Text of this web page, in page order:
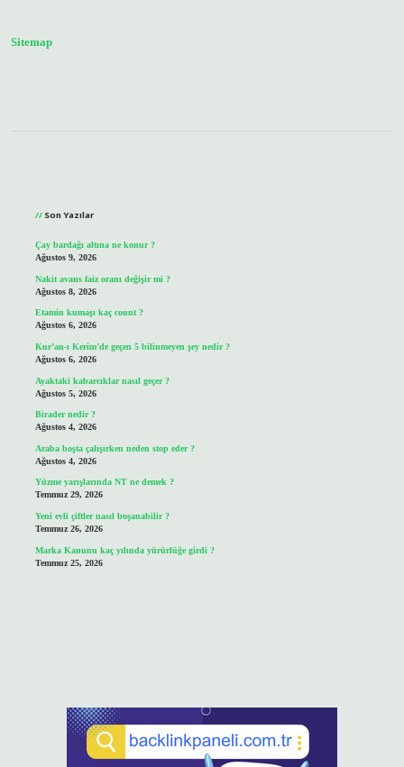
Sitemap
Son Yazılar
Çay bardağı altına ne konur ?
Ağustos 9, 2026
Nakit avans faiz oranı değişir mi ?
Ağustos 8, 2026
Etamin kumaşı kaç count ?
Ağustos 6, 2026
Kur’an-ı Kerim’de geçen 5 bilinmeyen şey nedir ?
Ağustos 6, 2026
Ayaktaki kabarcıklar nasıl geçer ?
Ağustos 5, 2026
Birader nedir ?
Ağustos 4, 2026
Araba boşta çalışırken neden stop eder ?
Ağustos 4, 2026
Yüzme yarışlarında NT ne demek ?
Temmuz 29, 2026
Yeni evli çiftler nasıl boşanabilir ?
Temmuz 26, 2026
Marka Kanunu kaç yılında yürürlüğe girdi ?
Temmuz 25, 2026